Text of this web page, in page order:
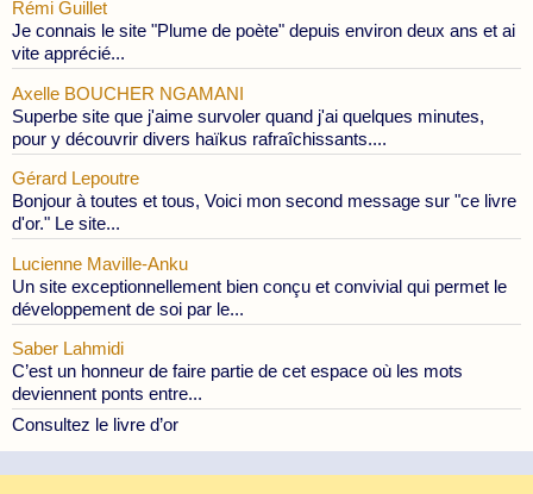
Rémi Guillet
Je connais le site "Plume de poète" depuis environ deux ans et ai
vite apprécié...
Axelle BOUCHER NGAMANI
Superbe site que j'aime survoler quand j'ai quelques minutes,
pour y découvrir divers haïkus rafraîchissants....
Gérard Lepoutre
Bonjour à toutes et tous, Voici mon second message sur "ce livre
d'or." Le site...
Lucienne Maville-Anku
Un site exceptionnellement bien conçu et convivial qui permet le
développement de soi par le...
Saber Lahmidi
C’est un honneur de faire partie de cet espace où les mots
deviennent ponts entre...
Consultez le livre d’or